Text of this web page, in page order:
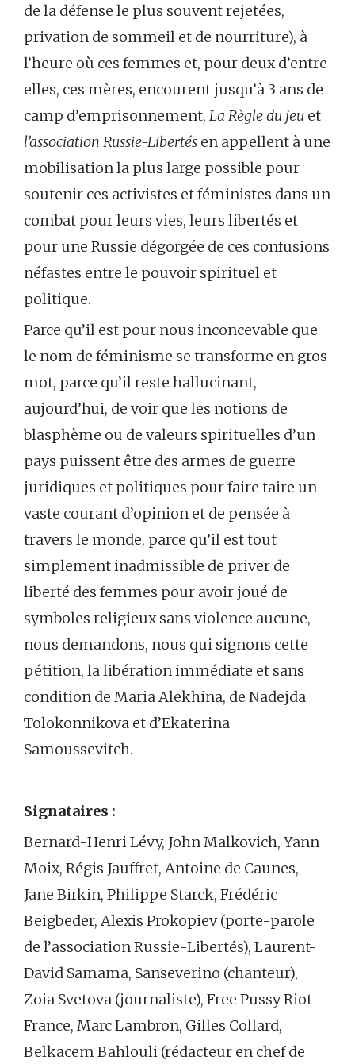
de la défense le plus souvent rejetées,
privation de sommeil et de nourriture), à
l’heure où ces femmes et, pour deux d’entre
elles, ces mères, encourent jusqu’à 3 ans de
camp d’emprisonnement, La Règle du jeu et
l’association Russie-Libertés en appellent à une
mobilisation la plus large possible pour
soutenir ces activistes et féministes dans un
combat pour leurs vies, leurs libertés et
pour une Russie dégorgée de ces confusions
néfastes entre le pouvoir spirituel et
politique.
Parce qu’il est pour nous inconcevable que
le nom de féminisme se transforme en gros
mot, parce qu’il reste hallucinant,
aujourd’hui, de voir que les notions de
blasphème ou de valeurs spirituelles d’un
pays puissent être des armes de guerre
juridiques et politiques pour faire taire un
vaste courant d’opinion et de pensée à
travers le monde, parce qu’il est tout
simplement inadmissible de priver de
liberté des femmes pour avoir joué de
symboles religieux sans violence aucune,
nous demandons, nous qui signons cette
pétition, la libération immédiate et sans
condition de Maria Alekhina, de Nadejda
Tolokonnikova et d’Ekaterina
Samoussevitch.
Signataires :
Bernard-Henri Lévy, John Malkovich, Yann
Moix, Régis Jauffret, Antoine de Caunes,
Jane Birkin, Philippe Starck, Frédéric
Beigbeder, Alexis Prokopiev (porte-parole
de l’association Russie-Libertés), Laurent-
David Samama, Sanseverino (chanteur),
Zoia Svetova (journaliste), Free Pussy Riot
France, Marc Lambron, Gilles Collard,
Belkacem Bahlouli (rédacteur en chef de